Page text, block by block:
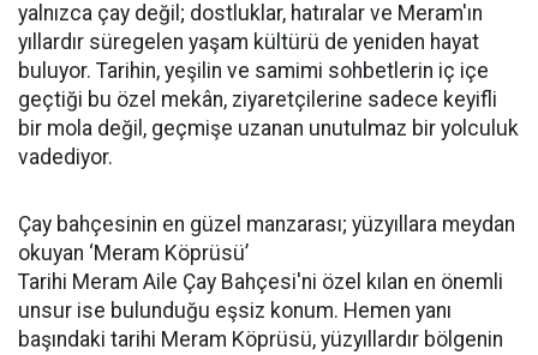
yalnızca çay değil; dostluklar, hatıralar ve Meram'ın
yıllardır süregelen yaşam kültürü de yeniden hayat
buluyor. Tarihin, yeşilin ve samimi sohbetlerin iç içe
geçtiği bu özel mekân, ziyaretçilerine sadece keyifli
bir mola değil, geçmişe uzanan unutulmaz bir yolculuk
vadediyor.
Çay bahçesinin en güzel manzarası; yüzyıllara meydan
okuyan ‘Meram Köprüsü’
Tarihi Meram Aile Çay Bahçesi'ni özel kılan en önemli
unsur ise bulunduğu eşsiz konum. Hemen yanı
başındaki tarihi Meram Köprüsü, yüzyıllardır bölgenin